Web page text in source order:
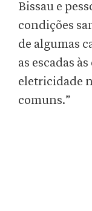
Bissau e
condições
de algumas
as escadas
eletricidade
comuns.”